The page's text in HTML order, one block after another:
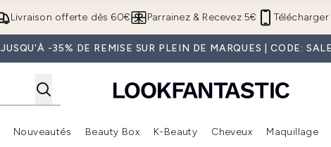
Passer au contenu principal
Livraison offerte dès 60€ Télécharger
Parrainez & Recevez 5€
JUSQU'À -35% DE REMISE SUR PLEIN DE MARQUES | CODE:
Accédez au sous-menu (Boutique Été )
Accédez au sous-menu (Offres) Accédez au sous-menu (Marques)
Nouveautés
Accédez au sous-menu (Nouveautés)
Beauty Box
Accédez au sous-menu (Beauty Box)
K-Beauty Cheveux Maquillage